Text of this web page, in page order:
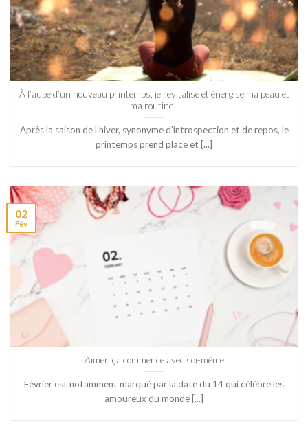
À l’aube d’un nouveau printemps, je revitalise et énergise ma peau et
ma routine !
Après la saison de l’hiver, synonyme d’introspection et de repos, le
printemps prend place et [...]
Aimer, ça commence avec soi-même
Février est notamment marqué par la date du 14 qui célèbre les
amoureux du monde [...]
02
Fév